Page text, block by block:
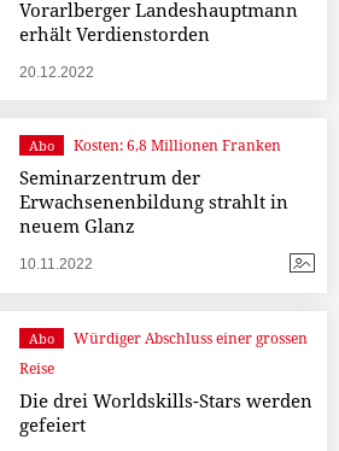
Vorarlberger Landeshauptmann
erhält Verdienstorden
20.12.2022
Abo Kosten: 6,8 Millionen Franken
Seminarzentrum der
Erwachsenenbildung strahlt in
neuem Glanz
10.11.2022
Abo
Würdiger Abschluss einer grossen
Reise
Die drei Worldskills-Stars werden
gefeiert